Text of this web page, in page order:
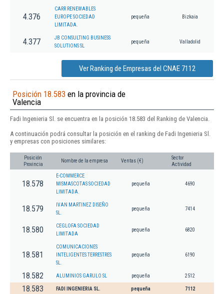
4.376
CARR RENEWABLES
EUROPE SOCIEDAD
LIMITADA.
pequeña Bizkaia
4.377
JB CONSULTING BUSINESS
SOLUTIONS SL
pequeña Valladolid
Ver Ranking de Empresas del CNAE 7112
Posición 18.583 en la provincia de
Valencia
Fadi Ingenieria Sl. se encuentra en la posición 18.583 del Ranking de Valencia.
A continuación podrá consultar la posición en el ranking de Fadi Ingenieria Sl.
y empresas con posiciones similares:
Posición
Provincia
Nombre de la empresa Ventas (€)
Sector
Actividad
18.578
E-COMMERCE
MISMASCOTAS SOCIEDAD
LIMITADA.
pequeña 4690
18.579
IVAN MARTINEZ DISEÑO
SL.
pequeña 7414
18.580
CEGLOFA SOCIEDAD
LIMITADA
pequeña 6820
18.581
COMUNICACIONES
INTELIGENTES TERRESTRES
SL.
pequeña 6190
18.582 ALUMINIOS GARULO SL pequeña 2512
18.583 FADI INGENIERIA SL. pequeña 7112